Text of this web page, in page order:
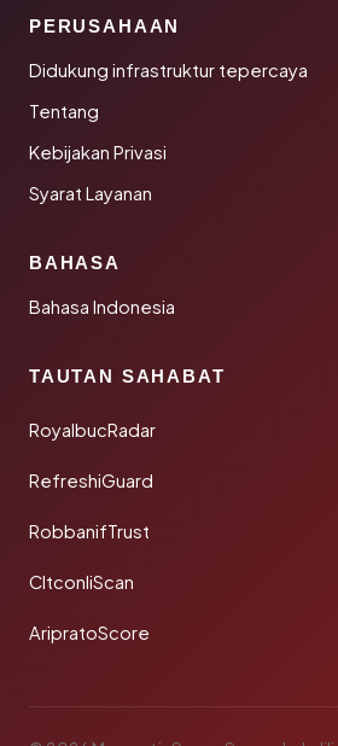
PERUSAHAAN
Didukung infrastruktur tepercaya
Tentang
Kebijakan Privasi
Syarat Layanan
BAHASA
Bahasa Indonesia
TAUTAN SAHABAT
RoyalbucRadar
RefreshiGuard
RobbanifTrust
CltconliScan
AripratoScore